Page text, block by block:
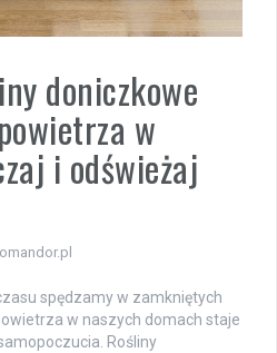
doniczkowe
w
i odświeżaj
spędzamy w zamkniętych
w naszych domach staje
Rośliny